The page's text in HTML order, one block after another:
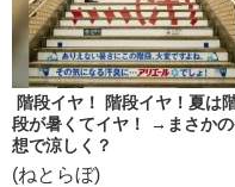
階段イヤ！ 階段イヤ！夏は
段が暑くてイヤ！ →まさか
想で涼しく？
(ねとらぼ)